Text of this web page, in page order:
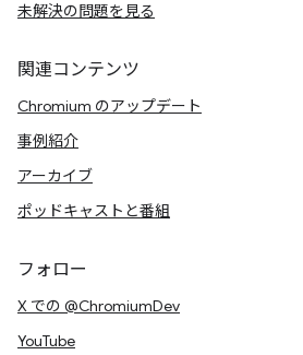
未解決の問題を見る
関連コンテンツ
Chromium のアップデート
事例紹介
アーカイブ
ポッドキャストと番組
フォロー
X での @ChromiumDev
YouTube